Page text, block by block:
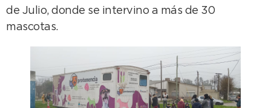
de Julio, donde se intervino a más de 30
mascotas.